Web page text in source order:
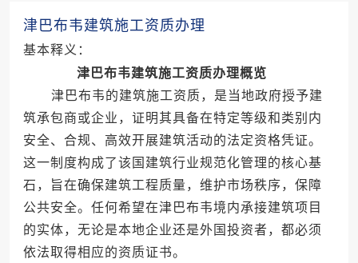
津巴布韦建筑施工资质办理
基本释义：
津巴布韦建筑施工资质办理概览
津巴布韦的建筑施工资质，是当地政府授予建
筑承包商或企业，证明其具备在特定等级和类别内
安全、合规、高效开展建筑活动的法定资格凭证。
这一制度构成了该国建筑行业规范化管理的核心基
石，旨在确保建筑工程质量，维护市场秩序，保障
公共安全。任何希望在津巴布韦境内承接建筑项目
的实体，无论是本地企业还是外国投资者，都必须
依法取得相应的资质证书。